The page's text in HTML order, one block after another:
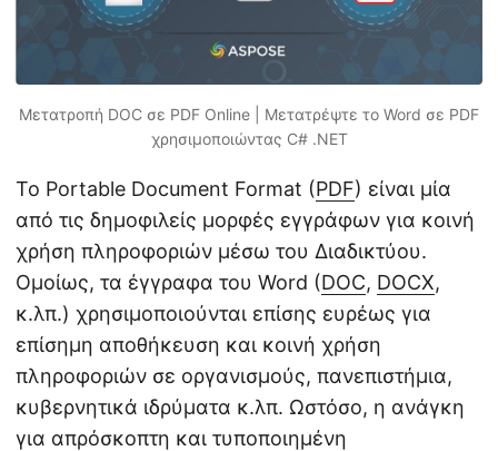
Μετατροπή DOC σε PDF Online | Μετατρέψτε το Word σε PDF
χρησιμοποιώντας C# .NET
Το Portable Document Format (PDF) είναι μία
από τις δημοφιλείς μορφές εγγράφων για κοινή
χρήση πληροφοριών μέσω του Διαδικτύου.
Ομοίως, τα έγγραφα του Word (DOC, DOCX,
κ.λπ.) χρησιμοποιούνται επίσης ευρέως για
επίσημη αποθήκευση και κοινή χρήση
πληροφοριών σε οργανισμούς, πανεπιστήμια,
κυβερνητικά ιδρύματα κ.λπ. Ωστόσο, η ανάγκη
για απρόσκοπτη και τυποποιημένη